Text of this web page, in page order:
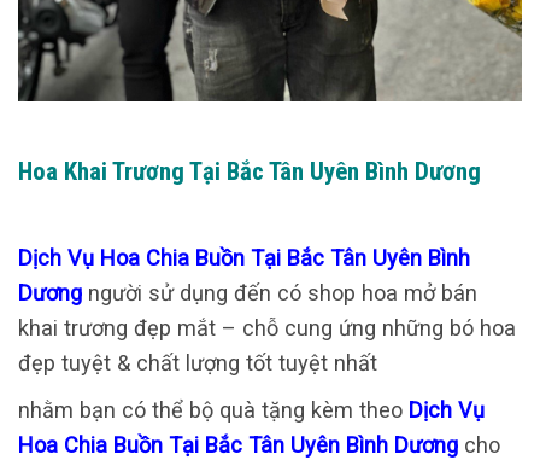
Hoa Khai Trương Tại Bắc Tân Uyên Bình Dương
Dịch Vụ Hoa Chia Buồn Tại Bắc Tân Uyên Bình
Dương người sử dụng đến có shop hoa mở bán
khai trương đẹp mắt – chỗ cung ứng những bó hoa
đẹp tuyệt & chất lượng tốt tuyệt nhất
nhằm bạn có thể bộ quà tặng kèm theo Dịch Vụ
Hoa Chia Buồn Tại Bắc Tân Uyên Bình Dương cho